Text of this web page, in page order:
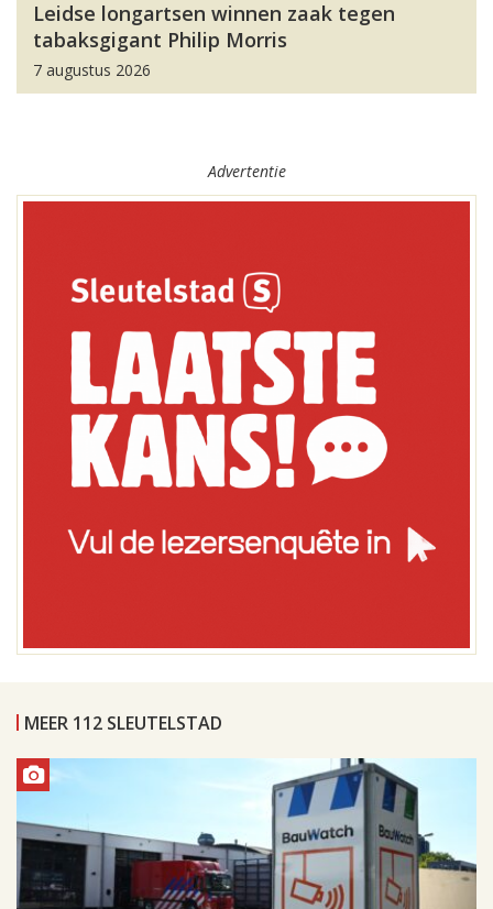
Leidse longartsen winnen zaak tegen
tabaksgigant Philip Morris
7 augustus 2026
Advertentie
MEER 112 SLEUTELSTAD